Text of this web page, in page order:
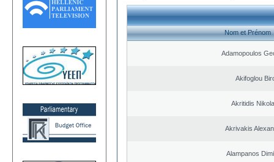
Nom et Prénom
Adamopoulos
Akifoglou
Akritidis
Akrivakis
Alampanos